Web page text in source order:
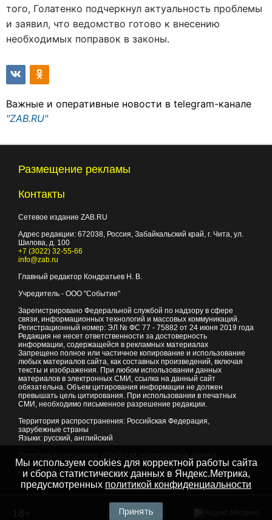
того, Голатенко подчеркнул актуальность проблемы
и заявил, что ведомство готово к внесению
необходимых поправок в законы.
Важные и оперативные новости в telegram-канале
"ZAB.RU"
Размещение рекламы
Контакты
Сетевое издание ZAB.RU
Адрес редакции: 672038 , Россия, Забайкальский край, г. Чита ул.
Шилова, д. 100
+7 (3022) 32-55-66
info@zab.ru
Главный редактор Кондратьев Н. В.
Учредитель - ООО "Событие"
Зарегистрировано Федеральной службой по надзору в сфере
связи, информационных технологий и массовых коммуникаций.
Регистрационный номер: ЭЛ № ФС 77 - 75882 от 24 июня 2019 года
Редакция не несет ответственности за достоверность
информации, содержащейся в рекламных материалах
Запрещено полное или частичное копирование и использование
любых материалов сайта, как составных произведений, включая
тексты и изображения. При любом использовании данных
материалов в электронных СМИ, ссылка на данный сайт
обязательна. Объем цитирования информации не должен
превышать цель цитирования. При использовании в печатных
СМИ, необходимо письменное разрешение редакции.
Территория распространения: Российская Федерация,
зарубежные страны
Языки: русский, английский
© 2007 - 2026Портал Читы и Забайкальского края
Мы используем cookies для корректной работы сайта
и сбора статистических данных в Яндекс.Метрика,
предусмотренных политикой конфиденциальности
Принять